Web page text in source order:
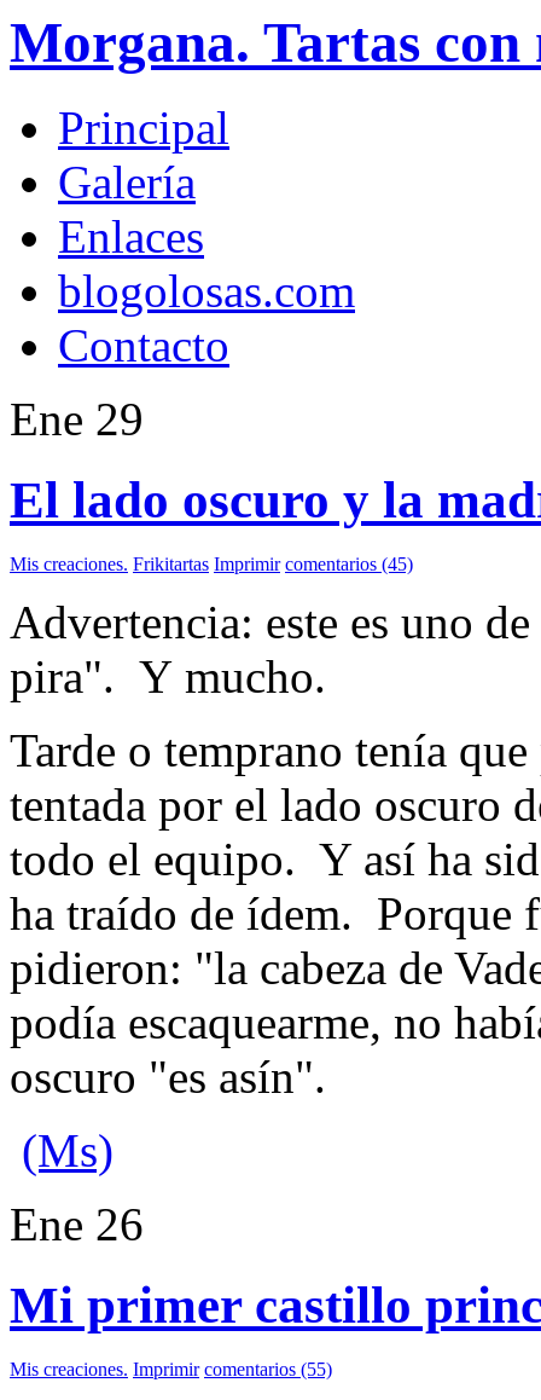
Morgana. Tartas con
Principal
Galería
Enlaces
blogolosas.com
Contacto
Ene 29
El lado oscuro y la
Mis creaciones. Frikitartas Imprimir comentarios (45)
Advertencia: este es uno
pira". Y mucho.
Tarde o temprano tenía
tentada por el lado oscuro
todo el equipo. Y así ha
ha traído de ídem. Porque
pidieron: "la cabeza de
podía escaquearme, no
oscuro "es asín".
(Ms)
Ene 26
Mi primer castillo
Mis creaciones. Imprimir comentarios (55)